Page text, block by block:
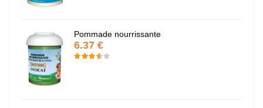
Pommade nourrissante
6.37 €